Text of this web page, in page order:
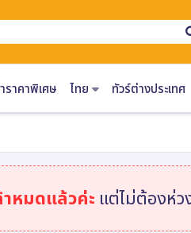
ราคาพิเศษ ไทย ทัวร์ต่างประเทศ
หมดแล้วค่ะ แต่ไม่ต้องห่